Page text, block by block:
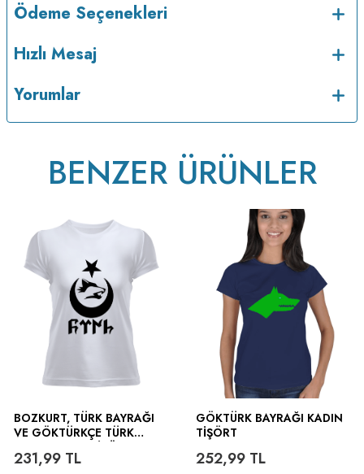
Ödeme Seçenekleri
Hızlı Mesaj
Yorumlar
BENZER ÜRÜNLER
BOZKURT, TÜRK BAYRAĞI
VE GÖKTÜRKÇE TÜRK
231,99 TL
GÖKTÜRK BAYRAĞI KADIN
TIŞÖRT
252,99TL